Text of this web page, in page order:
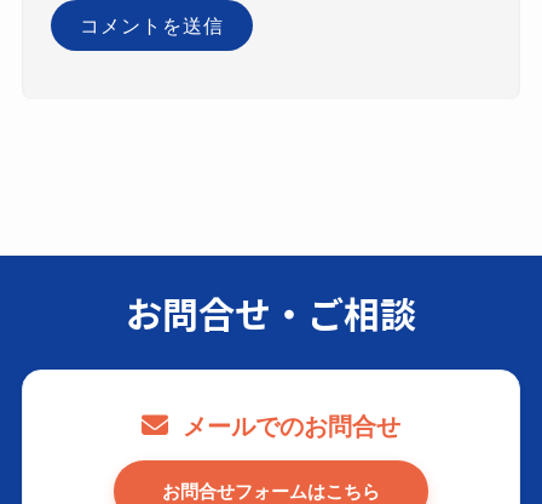
お問合せ・ご相談
メールでのお問合せ
お問合せフォームはこちら